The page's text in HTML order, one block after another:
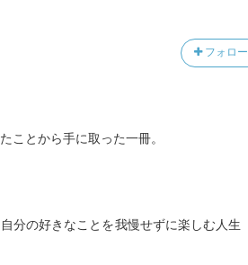
フォロー
ことから手に取った一冊。
分の好きなことを我慢せずに楽しむ人生